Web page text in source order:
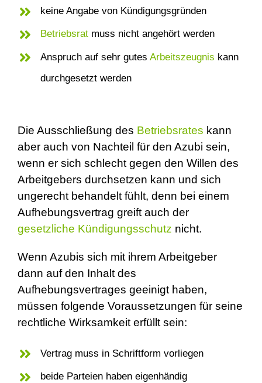
keine Angabe von Kündigungsgründen
Betriebsratmuss nicht angehört werden
Anspruch auf sehr gutes Arbeitszeugnis kann
durchgesetzt werden
Die Ausschließung des Betriebsrates kann
aber auch von Nachteil für den Azubi sein,
wenn er sich schlecht gegen den Willen des
Arbeitgebers durchsetzen kann und sich
ungerecht behandelt fühlt, denn bei einem
Aufhebungsvertrag greift auch der
gesetzliche Kündigungsschutz nicht.
Wenn Azubis sich mit ihrem Arbeitgeber
dann auf den Inhalt des
Aufhebungsvertrages geeinigt haben,
müssen folgende Voraussetzungen für seine
rechtliche Wirksamkeit erfüllt sein:
Vertrag muss in Schriftform vorliegen
beide Parteien haben eigenhändig